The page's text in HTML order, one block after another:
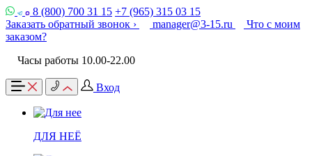
8 (800) 700 31 15 +7 (965) 315 03 15
Заказать обратный звонок ›
manager@3-15.ru
Что с моим
заказом?
Часы работы 10.00-22.00
Вход
ДЛЯ НЕЁ